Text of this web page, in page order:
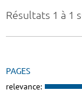
Résultats 1 à 1
PAGES
relevance: